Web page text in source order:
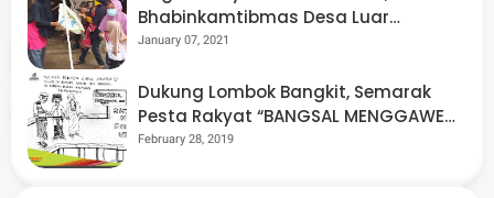
Tags Lobar
Share
Bhabinkamtibmas Desa Luar
Pantau Kegiatan Posyandu
January 07, 2021
Dukung Lombok Bangkit, Semarak
Pesta Rakyat “BANGSAL MENGGAWE”
Kembali Digelar Para Seniman Di
February 28, 2019